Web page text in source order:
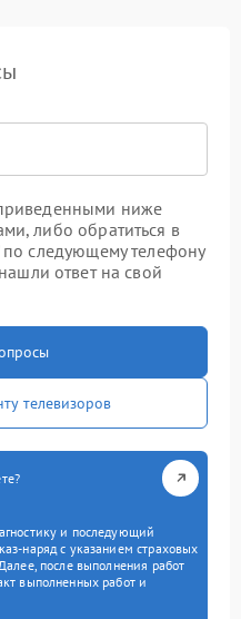
ниже
либо обратиться в
по следующему телефону
ответ на свой
телевизоров
и последующий
наряд с указанием страховых
после выполнения работ
выполненных работ и